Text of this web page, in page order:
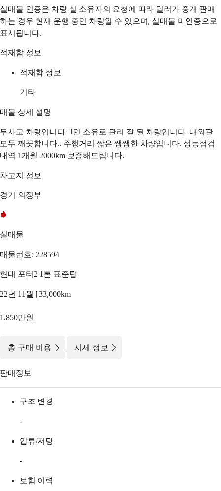
실매물 인증은 차량 실 소유자의 요청에 따라 딜러가 중개 판매
하는 경우 현재 운행 중인 차량일 수 있으며, 실매물 미인증으로
표시됩니다.
적재함 정보
적재함 정보
기타
매물 상세 설명
무사고 차량입니다. 1인 소유로 관리 잘 된 차량입니다. 내외관
모두 깨끗합니다.. 주행거리 짧은 쌩쌩한 차량입니다. 성능점검
내역 1개월 2000km 보증해드립니다.
차고지 정보
경기 의정부
실매물
매물번호: 228594
현대 포터2 1톤 표준탑
22년 11월 | 33,000km
1,850만원
총 구매 비용 | 시세 정보
판매정보
구조 변경
-
압류/저당
-
보험 이력